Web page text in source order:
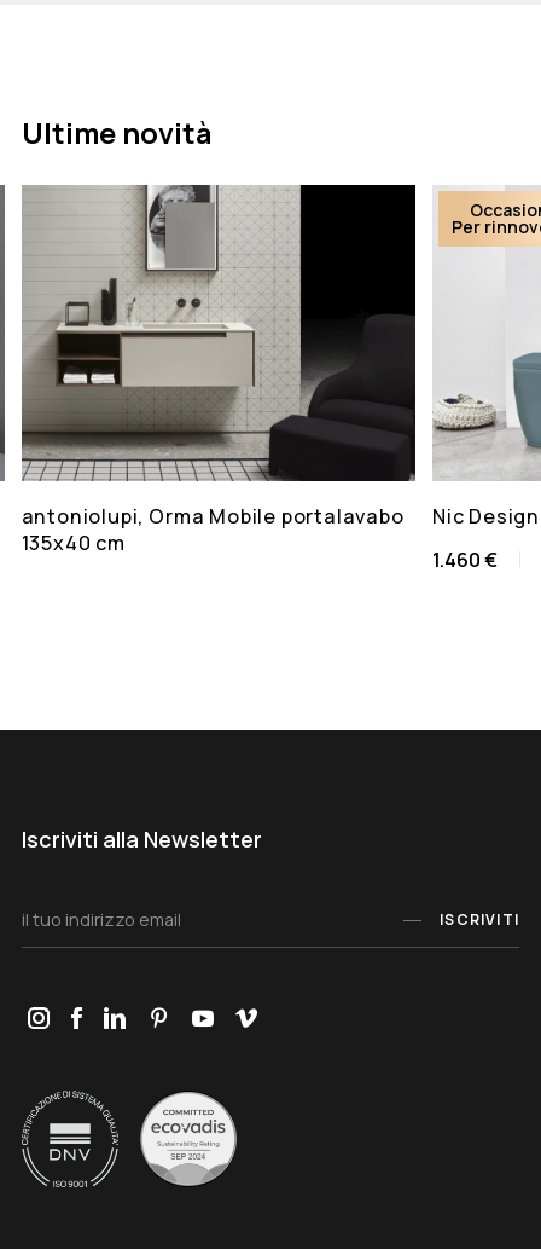
Ultime novità
antoniolupi, Orma Mobile portalavabo
135x40 cm
Per
Nic
1.460 €
Iscriviti alla Newsletter
ISCRIVITI